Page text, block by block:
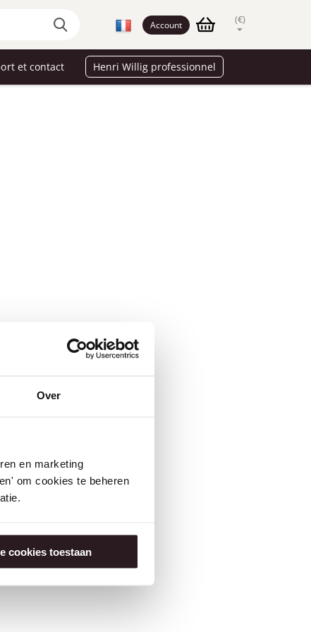
Over
en marketing
om cookies te beheren
cookies toestaan
Account (€)
et contact Henri Willig professionnel